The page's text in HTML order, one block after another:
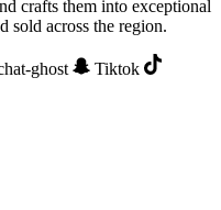
crafts them into exceptional
sold across the region.
ghost Tiktok